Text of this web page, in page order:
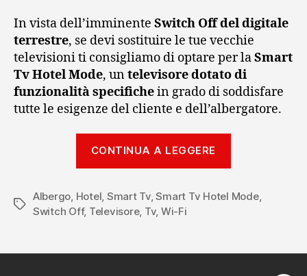
In vista dell’imminente Switch Off del digitale
terrestre, se devi sostituire le tue vecchie
televisioni ti consigliamo di optare per laSmart
Tv Hotel Mode, untelevisore dotato di
funzionalità specifichein grado di soddisfare
tutte le esigenze del cliente e dell’albergatore.
CONTINUA A LEGGERE
Smart
Mode”
Tag
Albergo Hotel Smart Tv,Smart Tv Hotel Mode,
Switch Off, Televisore, Tv, Wi-Fi